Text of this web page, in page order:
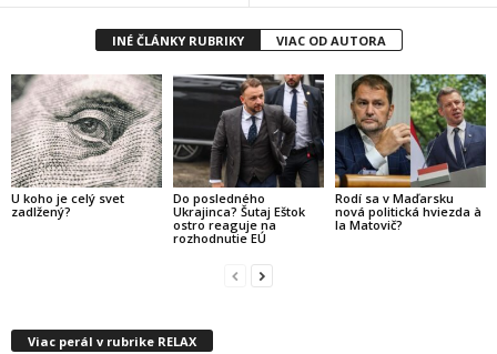
INÉ ČLÁNKY RUBRIKY VIAC OD AUTORA
U koho je celý svet
zadlžený?
Do posledného
Ukrajinca? Šutaj Eštok
ostro reaguje na
rozhodnutie EÚ
Rodí sa v Maďarsku
nová politická hviezda à
la Matovič?
Viac perál v rubrike RELAX